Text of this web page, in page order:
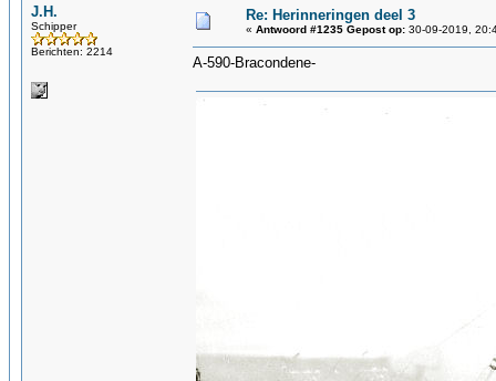
J.H.
Schipper
Berichten: 2214
Re: Herinneringen deel 3
« Antwoord #1235 Gepost op: 30-09-2019,
A-590-Bracondene-